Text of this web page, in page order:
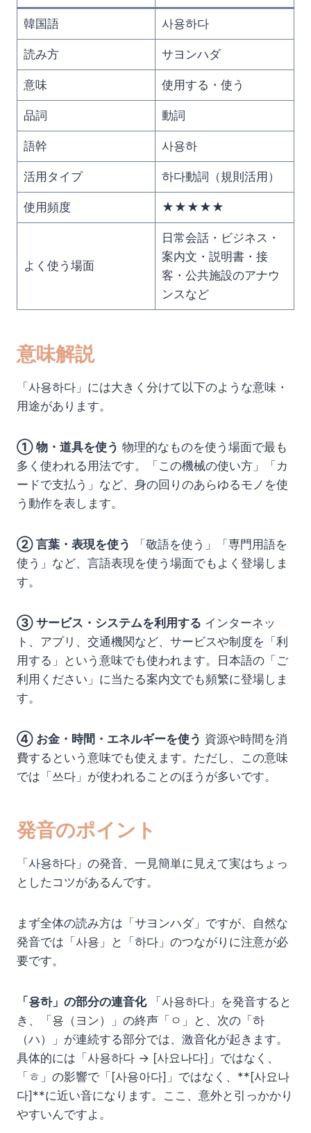
韓国語 사용하다
読み方 サヨンハダ
意味 使用する・使う
品詞 動詞
語幹 사용하
活用タイプ 하다動詞（規則活用）
使用頻度 ★★★★★
よく使う場面
日常会話・ビジネス・
案内文・説明書・接
客・公共施設のアナウ
ンスなど
意味解説
「사용하다」には大きく分けて以下のような意味・
用途があります。
① 物・道具を使う 物理的なものを使う場面で最も
多く使われる用法です。「この機械の使い方」「カ
ードで支払う」など、身の回りのあらゆるモノを使
う動作を表します。
② 言葉・表現を使う
「敬語を使う」「専門用語を
使う」など、言語表現を使う場面でもよく登場しま
す。
③ サービス・システムを利用する インターネッ
ト、アプリ、交通機関など、サービスや制度を「利
用する」という意味でも使われます。日本語の「ご
利用ください」に当たる案内文でも頻繁に登場しま
す。
④ お金・時間・エネルギーを使う 資源や時間を消
費するという意味でも使えます。ただし、この意味
では「쓰다」が使われることのほうが多いです。
発音のポイント
「사용하다」の発音、一見簡単に見えて実はちょっ
としたコツがあるんです。
まず全体の読み方は「サヨンハダ」ですが、自然な
発音では「사용」と「하다」のつながりに注意が必
要です。
「용하」の部分の連音化「사용하다」を発音すると
き、「용（ヨン）」の終声「ㅇ」と、次の「하
（ハ）」が連続する部分では、激音化が起きます。
具体的には「사용하다 → [사요나다]」ではなく、
「ㅎ」の影響で「[사용아다]」ではなく、**[사요나
다]**に近い音になります。ここ、意外と引っかかり
やすいんですよ。